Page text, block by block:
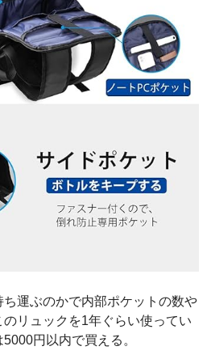
運ぶのかで内部ポケットの数や
リュックを1年ぐらい使ってい
円以内で買える。